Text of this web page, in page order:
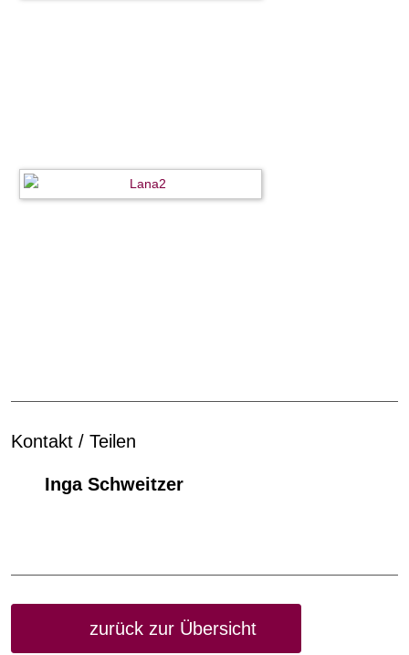
Kontakt / Teilen
Inga Schweitzer
zurück zur Übersicht